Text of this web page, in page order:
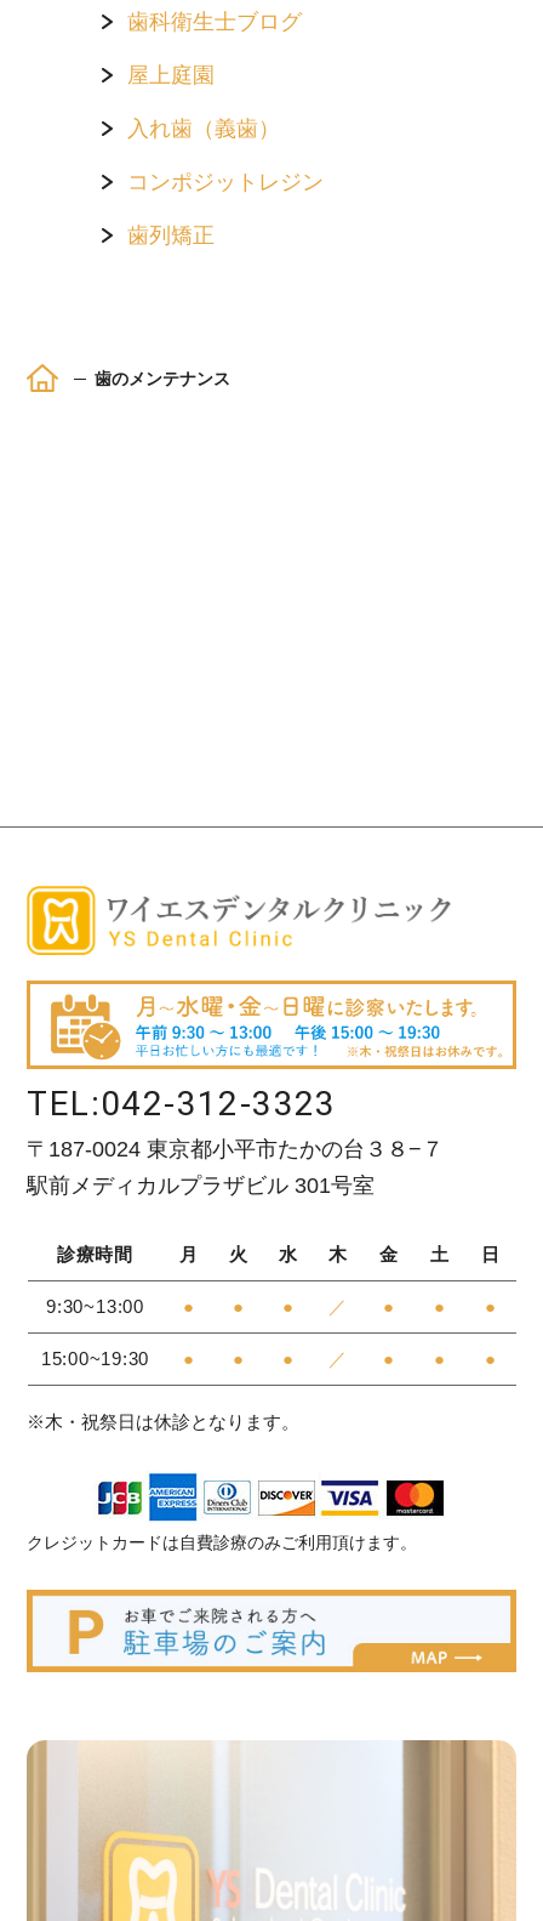
歯科衛生士ブログ
屋上庭園
入れ歯（義歯）
コンポジットレジン
歯列矯正
ホーム 歯のメンテナンス
TEL:042-312-3323
〒187-0024 東京都小平市たかの台３８−７
駅前メディカルプラザビル 301号室
診療時間 月 火 水 木 金 土 日
9:30~13:00 ● ● ● ／ ● ● ●
15:00~19:30 ● ● ● ／ ● ● ●
※木・祝祭日は休診となります。
クレジットカードは自費診療のみご利用頂けます。